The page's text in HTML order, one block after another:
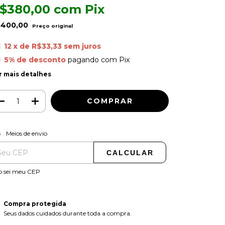
com Pix
12 x de R$33,33 sem juros
5% de descontopagando com Pix
mais detalhes
para o CEP:
Meios de envio
CALCULAR
sei meu CEP
Compra protegida
Seus dados cuidados durante toda a compra.